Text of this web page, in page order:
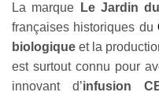
La marque Le Jardin
françaises historiques du
biologique et la
est surtout connu pour
innovant d’infusion